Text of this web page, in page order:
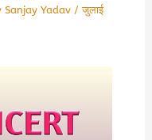
Sanjay Yadav /जुलाई